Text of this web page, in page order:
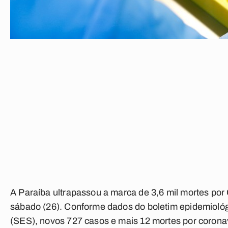
A Paraíba ultrapassou a marca de 3,6 mil mortes
sábado (26). Conforme dados do boletim
(SES), novos 727 casos e mais 12 mortes por